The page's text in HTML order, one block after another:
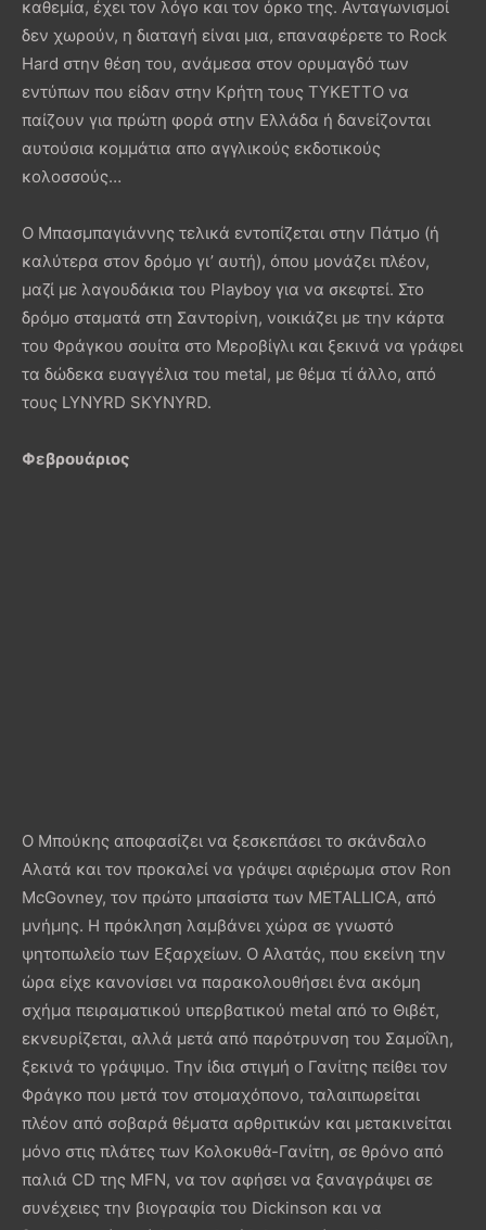
καθεμία, έχει τον λόγο και τον όρκο της. Ανταγωνισμοί
δεν χωρούν, η διαταγή είναι μια, επαναφέρετε το Rock
Hard στην θέση του, ανάμεσα στον ορυμαγδό των
εντύπων που είδαν στην Κρήτη τους TYKETTO να
παίζουν για πρώτη φορά στην Ελλάδα ή δανείζονται
αυτούσια κομμάτια απο αγγλικούς εκδοτικούς
κολοσσούς…
Ο Μπασμπαγιάννης τελικά εντοπίζεται στην Πάτμο (ή
καλύτερα στον δρόμο γι’ αυτή), όπου μονάζει πλέον,
μαζί με λαγουδάκια του Playboy για να σκεφτεί. Στο
δρόμο σταματά στη Σαντορίνη, νοικιάζει με την κάρτα
του Φράγκου σουίτα στο Mεροβίγλι και ξεκινά να γράφει
τα δώδεκα ευαγγέλια του metal, με θέμα τί άλλο, από
τους LYNYRD SKYNYRD.
Φεβρουάριος
Ο Μπούκης αποφασίζει να ξεσκεπάσει το σκάνδαλο
Αλατά και τον προκαλεί να γράψει αφιέρωμα στον Ron
McGovney, τον πρώτο μπασίστα των METALLICA, από
μνήμης. Η πρόκληση λαμβάνει χώρα σε γνωστό
ψητοπωλείο των Εξαρχείων. Ο Αλατάς, που εκείνη την
ώρα είχε κανονίσει να παρακολουθήσει ένα ακόμη
σχήμα πειραματικού υπερβατικού metal από το Θιβέτ,
εκνευρίζεται, αλλά μετά από παρότρυνση του Σαμοΐλη,
ξεκινά το γράψιμο. Την ίδια στιγμή ο Γανίτης πείθει τον
Φράγκο που μετά τον στομαχόπονο, ταλαιπωρείται
πλέον από σοβαρά θέματα αρθριτικών και μετακινείται
μόνο στις πλάτες των Κολοκυθά-Γανίτη, σε θρόνο από
παλιά CD της MFN, να τον αφήσει να ξαναγράψει σε
συνέχειες την βιογραφία του Dickinson και να